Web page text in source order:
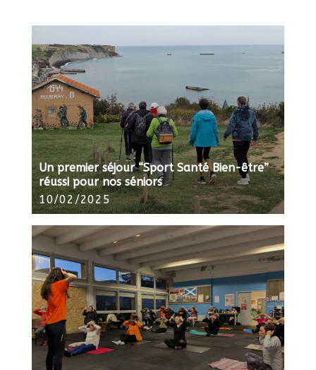
Un premier séjour “Sport Santé Bien-être”
réussi pour nos séniors
10/02/2025